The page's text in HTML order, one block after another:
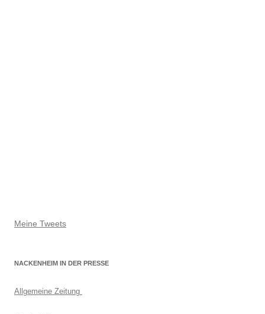
Meine Tweets
NACKENHEIM IN DER PRESSE
Allgemeine Zeitung